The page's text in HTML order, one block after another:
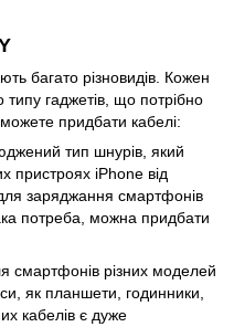
багато різновидів. Кожен
гаджетів, що потрібно
придбати кабелі:
тип шнурів, який
пристроях iPhone від
заряджання смартфонів
потреба, можна придбати
смартфонів різних моделей
як планшети, годинники,
кабелів є дуже